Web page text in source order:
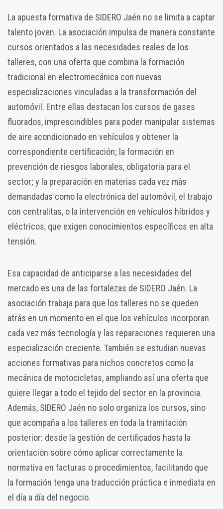
La apuesta formativa de SIDERO Jaén no se limita a captar
talento joven. La asociación impulsa de manera constante
cursos orientados a las necesidades reales de los
talleres, con una oferta que combina la formación
tradicional en electromecánica con nuevas
especializaciones vinculadas a la transformación del
automóvil. Entre ellas destacan los cursos de gases
fluorados, imprescindibles para poder manipular sistemas
de aire acondicionado en vehículos y obtener la
correspondiente certificación; la formación en
prevención de riesgos laborales, obligatoria para el
sector; y la preparación en materias cada vez más
demandadas como la electrónica del automóvil, el trabajo
con centralitas, o la intervención en vehículos híbridos y
eléctricos, que exigen conocimientos específicos en alta
tensión.
Esa capacidad de anticiparse a las necesidades del
mercado es una de las fortalezas de SIDERO Jaén. La
asociación trabaja para que los talleres no se queden
atrás en un momento en el que los vehículos incorporan
cada vez más tecnología y las reparaciones requieren una
especialización creciente. También se estudian nuevas
acciones formativas para nichos concretos como la
mecánica de motocicletas, ampliando así una oferta que
quiere llegar a todo el tejido del sector en la provincia.
Además, SIDERO Jaén no solo organiza los cursos, sino
que acompaña a los talleres en toda la tramitación
posterior: desde la gestión de certificados hasta la
orientación sobre cómo aplicar correctamente la
normativa en facturas o procedimientos, facilitando que
la formación tenga una traducción práctica e inmediata en
el día a día del negocio.